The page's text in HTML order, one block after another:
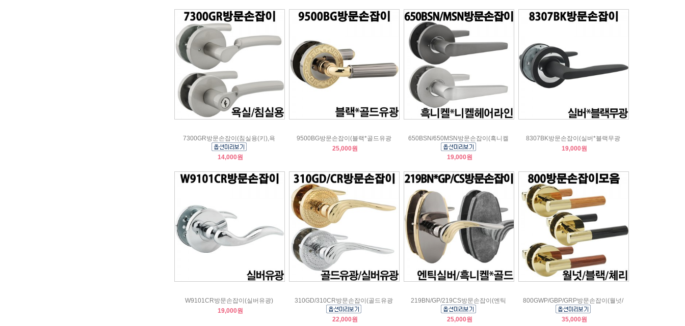
7300GR방문손잡이(침실용(키),욕
14,000원
9500BG방문손잡이(블랙*골드유광
25,000원
650BSN/650MSN방문손잡이(흑니켈
19,000원
8307BK방문손잡이(실버*블랙무광
19,000원
W9101CR방문손잡이(실버유광)
19,000원
310GD/310CR방문손잡이(골드유광
22,000원
219BN/GP/219CS방문손잡이(엔틱
25,000원
800GWP/GBP/GRP방문손잡이(월넛/
35,000원